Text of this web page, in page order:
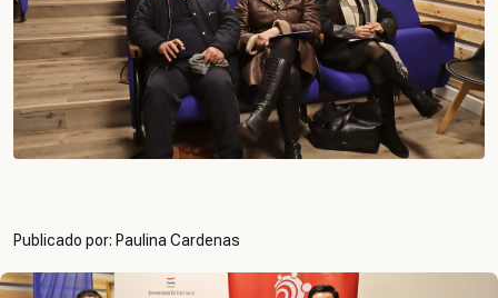
Publicado por: Paulina Cardenas